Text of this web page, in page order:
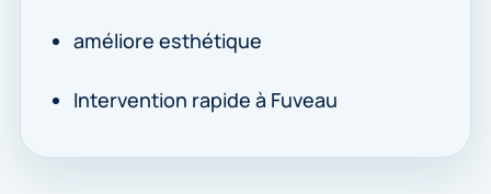
améliore esthétique
Intervention rapide à Fuveau